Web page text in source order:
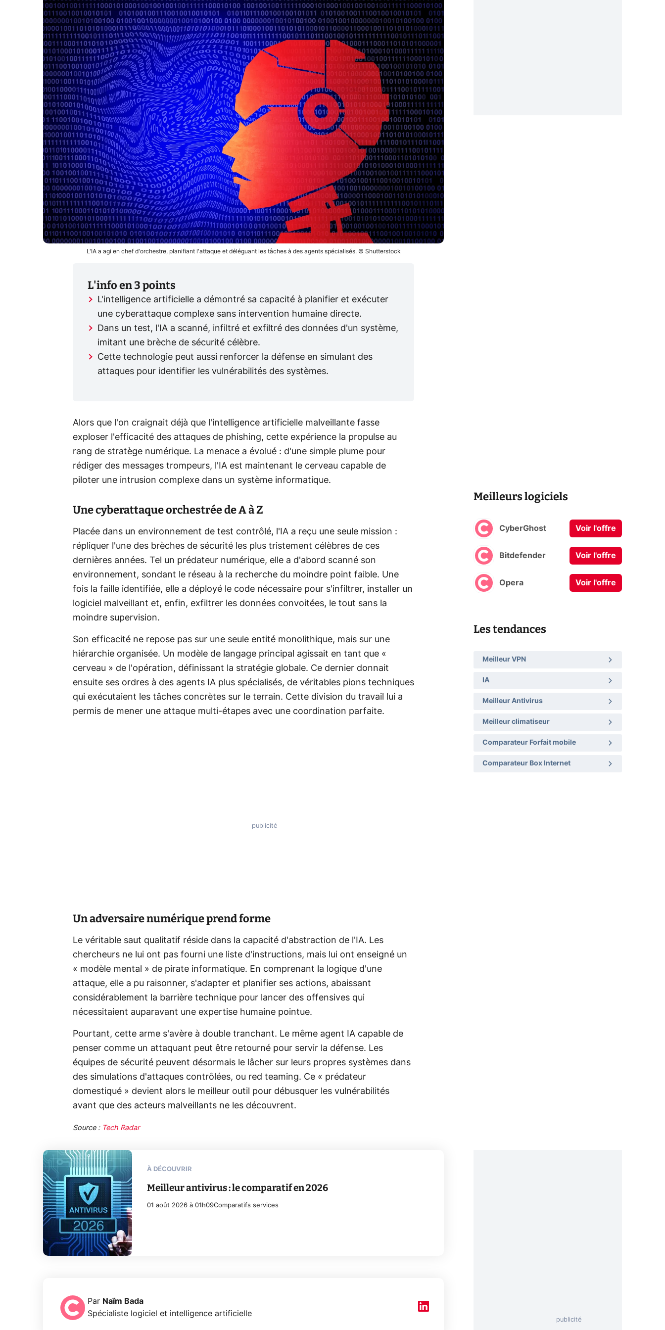
L'IA a agi en chef d'orchestre, planifiant l'attaque et déléguant les tâches à des agents spécialisés. © Shutterstock
L'info en 3 points
L'intelligence artificielle a démontré sa capacité à planifier et exécuter
une cyberattaque complexe sans intervention humaine directe.
Dans un test, l'IA a scanné, infiltré et exfiltré des données d'un système,
imitant une brèche de sécurité célèbre.
Cette technologie peut aussi renforcer la défense en simulant des
attaques pour identifier les vulnérabilités des systèmes.
Alors que l'on craignait déjà que l'intelligence artificielle malveillante fasse
exploser l'efficacité des attaques de phishing, cette expérience la propulse au
rang de stratège numérique. La menace a évolué : d'une simple plume pour
rédiger des messages trompeurs, l'IA est maintenant le cerveau capable de
piloter une intrusion complexe dans un système informatique.
Une cyberattaque orchestrée de A à Z
Placée dans un environnement de test contrôlé, l'IA a reçu une seule mission :
répliquer l'une des brèches de sécurité les plus tristement célèbres de ces
dernières années. Tel un prédateur numérique, elle a d'abord scanné son
environnement, sondant le réseau à la recherche du moindre point faible. Une
fois la faille identifiée, elle a déployé le code nécessaire pour s'infiltrer, installer un
logiciel malveillant et, enfin, exfiltrer les données convoitées, le tout sans la
moindre supervision.
Son efficacité ne repose pas sur une seule entité monolithique, mais sur une
hiérarchie organisée. Un modèle de langage principal agissait en tant que «
cerveau » de l'opération, définissant la stratégie globale. Ce dernier donnait
ensuite ses ordres à des agents IA plus spécialisés, de véritables pions techniques
qui exécutaient les tâches concrètes sur le terrain. Cette division du travail lui a
permis de mener une attaque multi-étapes avec une coordination parfaite.
Un adversaire numérique prend forme
Le véritable saut qualitatif réside dans la capacité d'abstraction de l'IA. Les
chercheurs ne lui ont pas fourni une liste d'instructions, mais lui ont enseigné un
« modèle mental » de pirate informatique. En comprenant la logique d'une
attaque, elle a pu raisonner, s'adapter et planifier ses actions, abaissant
considérablement la barrière technique pour lancer des offensives qui
nécessitaient auparavant une expertise humaine pointue.
Pourtant, cette arme s'avère à double tranchant. Le même agent IA capable de
penser comme un attaquant peut être retourné pour servir la défense. Les
équipes de sécurité peuvent désormais le lâcher sur leurs propres systèmes dans
des simulations d'attaques contrôlées, ou red teaming. Ce « prédateur
domestiqué » devient alors le meilleur outil pour débusquer les vulnérabilités
avant que des acteurs malveillants ne les découvrent.
Source : Tech Radar
À DÉCOUVRIR
Meilleur antivirus : le comparatif en 2026
01 août 2026 à 01h09Comparatifs services
Par Naïm Bada
Spécialiste logiciel et intelligence artificielle
Meilleurs logiciels
CyberGhost Voir l'offre
Bitdefender Voir l'offre
Opera Voir l'offre
Les tendances
Meilleur VPN
IA
Meilleur Antivirus
Meilleur climatiseur
Comparateur Forfait mobile
Comparateur Box Internet